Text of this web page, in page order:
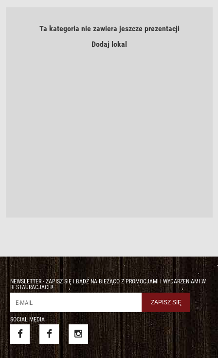
Ta kategoria nie zawiera jeszcze prezentacji
Dodaj lokal
NEWSLETTER - ZAPISZ SIĘ I BĄDŹ NA BIEŻĄCO Z PROMOCJAMI I WYDARZENIAMI W
RESTAURACJACH!
SOCIAL MEDIA